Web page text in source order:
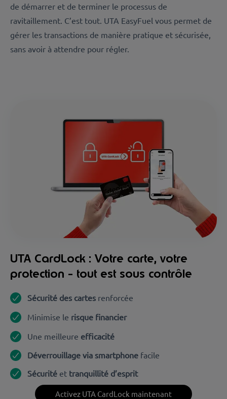
de démarrer et de terminer le processus de
ravitaillement. C’est tout. UTA EasyFuel vous permet de
gérer les transactions de manière pratique et sécurisée,
sans avoir à attendre pour régler.
UTA CardLock : Votre carte, votre
protection - tout est sous contrôle
Sécurité des cartes renforcée
Minimise le risque financier
Une meilleure efficacité
Déverrouillage via smartphone facile
Sécurité et tranquillité d’esprit
Activez UTA CardLock maintenant